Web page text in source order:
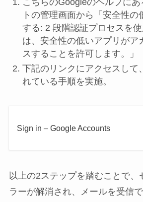
トの管理画面から「安全性の
する: 2 段階認証プロセスを
は、安全性の低いアプリがア
スすることを許可します。」
下記のリンクにアクセスして
れている手順を実施。
Sign in – Google Accounts
以上の2ステップを踏むことで、
ラーが解消され、メールを受信